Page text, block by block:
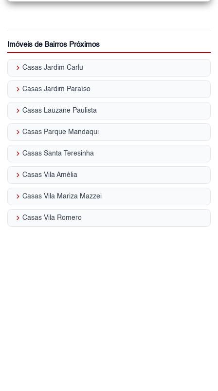
Imóveis de Bairros Próximos
keyboard_arrow_right Casas Jardim Carlu
keyboard_arrow_right Casas Jardim Paraíso
keyboard_arrow_right Casas Lauzane Paulista
keyboard_arrow_right Casas Parque Mandaqui
keyboard_arrow_right Casas Santa Teresinha
keyboard_arrow_right Casas Vila Amélia
keyboard_arrow_right Casas Vila Mariza Mazzei
keyboard_arrow_right Casas Vila Romero